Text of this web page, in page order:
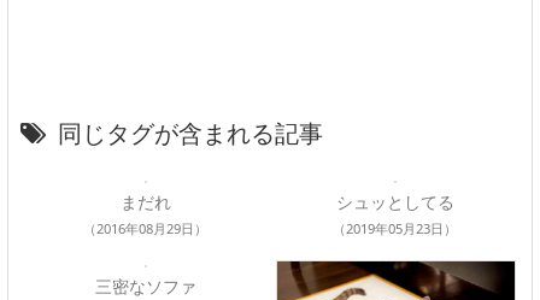
同じタグが含まれる記事
まだれ
（2016年08月29日）
シュッとしてる
（2019年05月23日）
三密なソファ